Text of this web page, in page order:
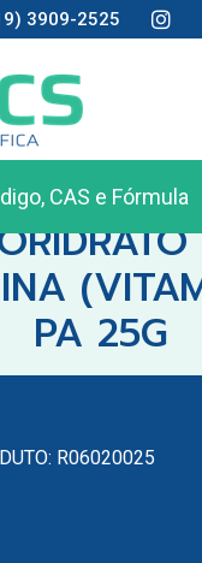
3909-2525
REAGENTES
PA 25G
R06020025